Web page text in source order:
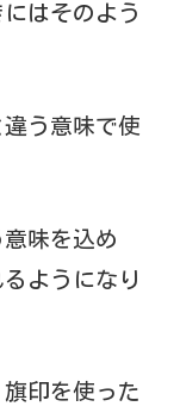
はそのよう
う意味で使
味を込め
ようになり
印を使った